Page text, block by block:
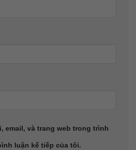
email, và trang web trong trình
luận kế tiếp của tôi.